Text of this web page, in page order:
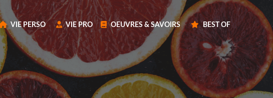
VIE PERSO VIE PRO OEUVRES & SAVOIRS BEST OF